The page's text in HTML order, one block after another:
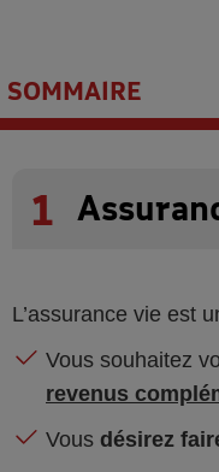
SOMMAIRE
1
L’assurance vie est
Vous souhaitez
revenus
Vous désirez